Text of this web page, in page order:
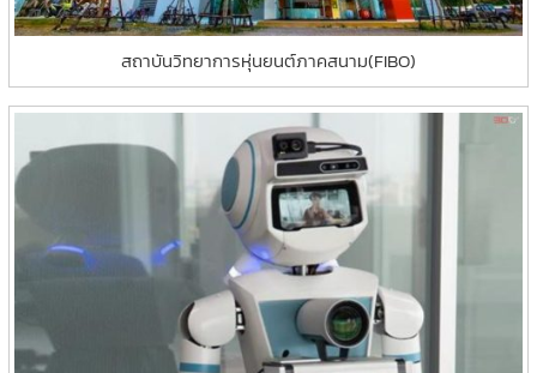
สถาบันวิทยาการหุ่นยนต์ภาคสนาม(FIBO)